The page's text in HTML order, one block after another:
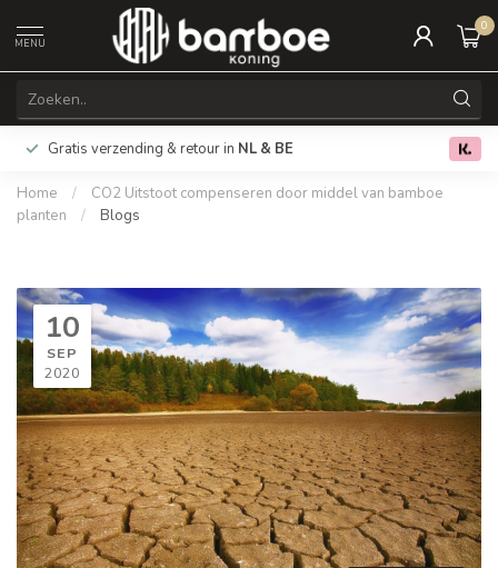
MENU
0
Gratis verzending & retour in NL & BE
Home /
CO2 Uitstoot compenseren door middel van bamboe
planten
/ Blogs
10
SEP
2020